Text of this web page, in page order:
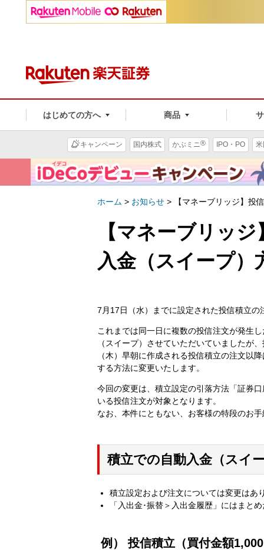
はじめての方へ 商品
キャンペーン 国内株式 かぶミニ® IPO・PO
ホーム > お知らせ > 【マネーブリッジ】投
【マネーブリッ
入金（スイープ）
7月17日（水）までに設定された投信積立
これまでは同一日に複数の投信注文が発生
（スイープ）させていただいていましたが
（木）早朝に作成される投信積立の注文以
する方法に変更いたします。
今回の変更は、積立設定の引落方法「証券
いる投信注文が対象となります。
なお、本件にともない、お客様の特段のお
積立での自動入金（スイ
積立設定および注文については変更はあ
「入出金･振替＞入出金履歴」にはまと
例） 投信積立（買付金額